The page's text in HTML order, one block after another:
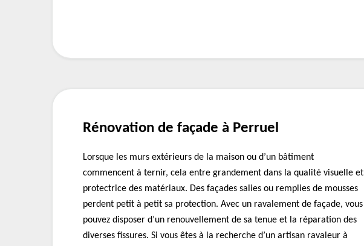
Rénovation de façade à Perruel
Lorsque les murs extérieurs de la maison ou d’un bâtiment
commencent à ternir, cela entre grandement dans la qualité visuelle et
protectrice des matériaux. Des façades salies ou remplies de mousses
perdent petit à petit sa protection. Avec un ravalement de façade, vous
pouvez disposer d’un renouvellement de sa tenue et la réparation des
diverses fissures. Si vous êtes à la recherche d’un artisan ravaleur à